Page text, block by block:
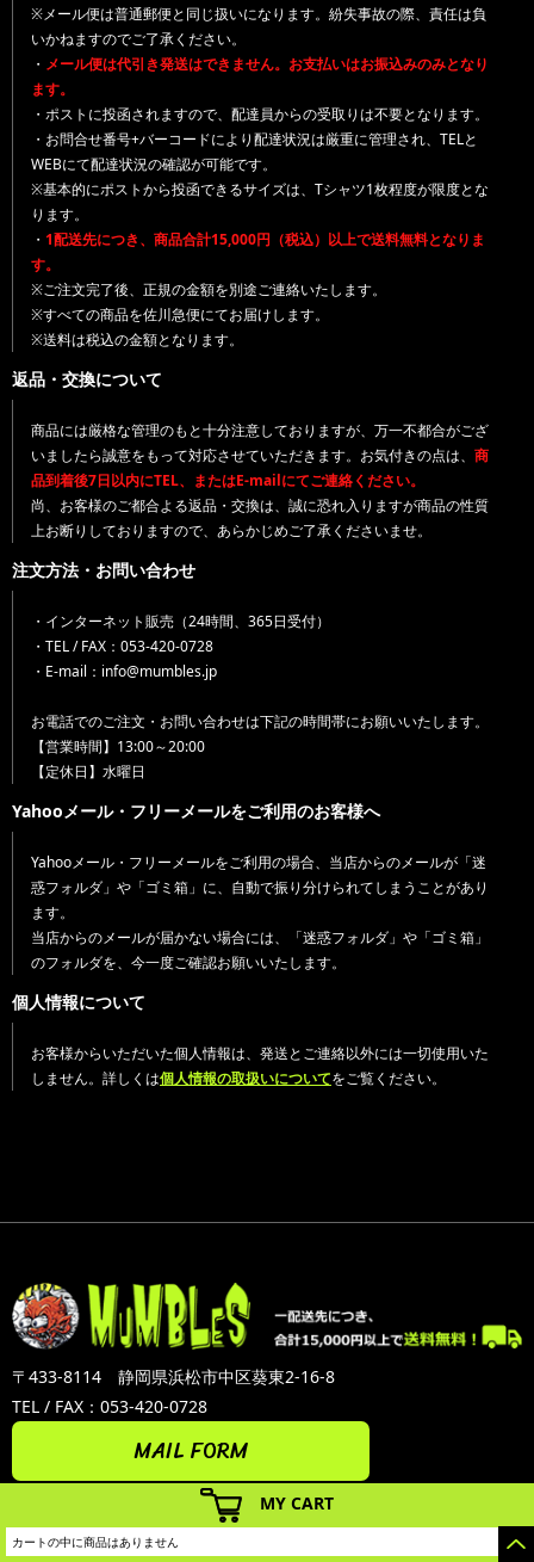
MY CART
カートの中に商品はありません
※メール便は普通郵便と同じ扱いになります。紛失事故の際、責任は負
いかねますのでご了承ください。
・ メール便は代引き発送はできません。お支払いはお振込みのみとなり
ます。
・ポストに投函されますので、配達員からの受取りは不要となります。
・お問合せ番号+バーコードにより配達状況は厳重に管理され、TELと
WEBにて配達状況の確認が可能です。
※基本的にポストから投函できるサイズは、Tシャツ1枚程度が限度とな
ります。
・ 1配送先につき、商品合計15,000円（税込）以上で送料無料となりま
す。
※ご注文完了後、正規の金額を別途ご連絡いたします。
※すべての商品を佐川急便にてお届けします。
※送料は税込の金額となります。
返品・交換について
商品には厳格な管理のもと十分注意しておりますが、万一不都合がござ
いましたら誠意をもって対応させていただきます。お気付きの点は、 商
品到着後7日以内にTEL、またはE-mailにてご連絡ください。
尚、お客様のご都合よる返品・交換は、誠に恐れ入りますが商品の性質
上お断りしておりますので、あらかじめご了承くださいませ。
注文方法・お問い合わせ
・インターネット販売（24時間、365日受付）
・TEL / FAX：053-420-0728
・E-mail：info@mumbles.jp
お電話でのご注文・お問い合わせは下記の時間帯にお願いいたします。
【営業時間】13:00～20:00
【定休日】水曜日
Yahooメール・フリーメールをご利用のお客様へ
Yahooメール・フリーメールをご利用の場合、当店からのメールが「迷
惑フォルダ」や「ゴミ箱」に、自動で振り分けられてしまうことがあり
ます。
当店からのメールが届かない場合には、「迷惑フォルダ」や「ゴミ箱」
のフォルダを、今一度ご確認お願いいたします。
個人情報について
お客様からいただいた個人情報は、発送とご連絡以外には一切使用いた
しません。詳しくは個人情報の取扱いについてをご覧ください。
〒433-8114 静岡県浜松市中区葵東2-16-8
TEL / FAX：053-420-0728
MAIL FORM